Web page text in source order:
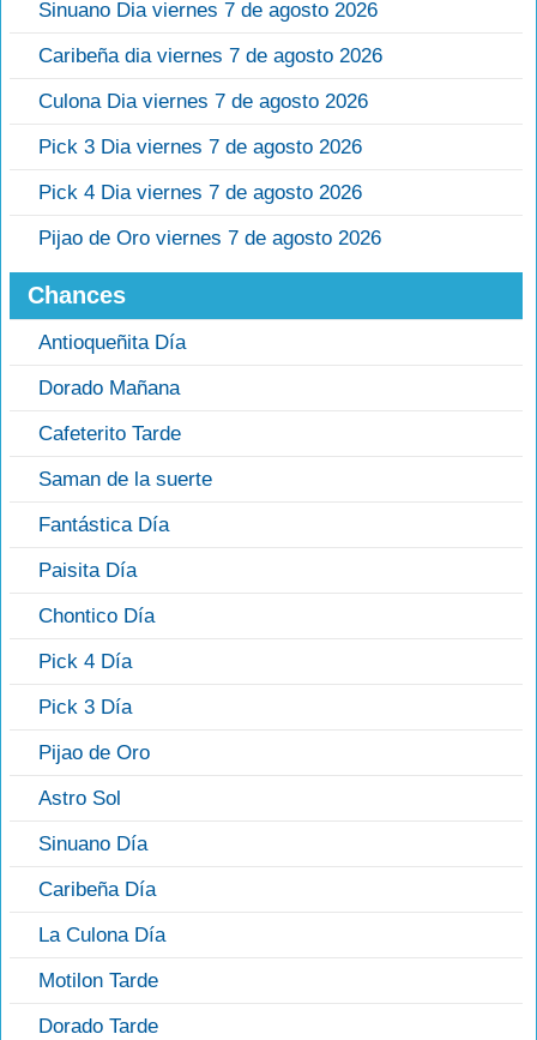
Sinuano Dia viernes 7 de agosto 2026
Caribeña dia viernes 7 de agosto 2026
Culona Dia viernes 7 de agosto 2026
Pick 3 Dia viernes 7 de agosto 2026
Pick 4 Dia viernes 7 de agosto 2026
Pijao de Oro viernes 7 de agosto 2026
Chances
Antioqueñita Día
Dorado Mañana
Cafeterito Tarde
Saman de la suerte
Fantástica Día
Paisita Día
Chontico Día
Pick 4 Día
Pick 3 Día
Pijao de Oro
Astro Sol
Sinuano Día
Caribeña Día
La Culona Día
Motilon Tarde
Dorado Tarde